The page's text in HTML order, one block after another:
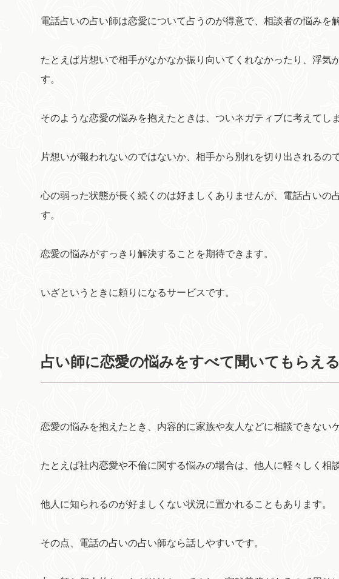
電話占いの占い師は恋愛について占うのが得意で、相談者の悩みを
たとえば片想いで相手がなかなか振り向いてくれなかったり、浮気
す。
そのような恋愛の悩みを抱えたときは、ついネガティブに考えてし
片想いが報われないのではないか、相手から別れを切り出されるの
心の弱った状態が長く続くのは好ましくありませんが、電話占いの
す。
恋愛の悩みがすっきり解決することを期待できます。
いざというときに頼りになるサービスです。
占い師に恋愛の悩みをすべて聞いてもらえる
恋愛の悩みを抱えたとき、内容的に家族や友人などに相談できない
たとえば社内恋愛や不倫に関する悩みの場合は、他人に軽々しく相
他人に知られるのが好ましくない状況に置かれることもあります。
その点、電話の占いの占い師なら話しやすいです。